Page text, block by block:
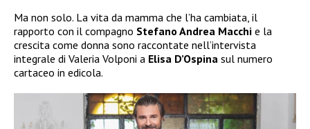
Ma non solo. La vita da mamma che l’ha cambiata, il
rapporto con il compagno Stefano Andrea Macchi e la
crescita come donna sono raccontate nell’intervista
integrale di Valeria Volponi a Elisa D’Ospina sul numero
cartaceo in edicola.